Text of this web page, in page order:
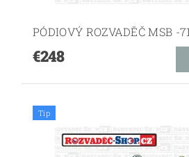
PÓDIOVÝ ROZVADĚČ MSB -
€248
Tip